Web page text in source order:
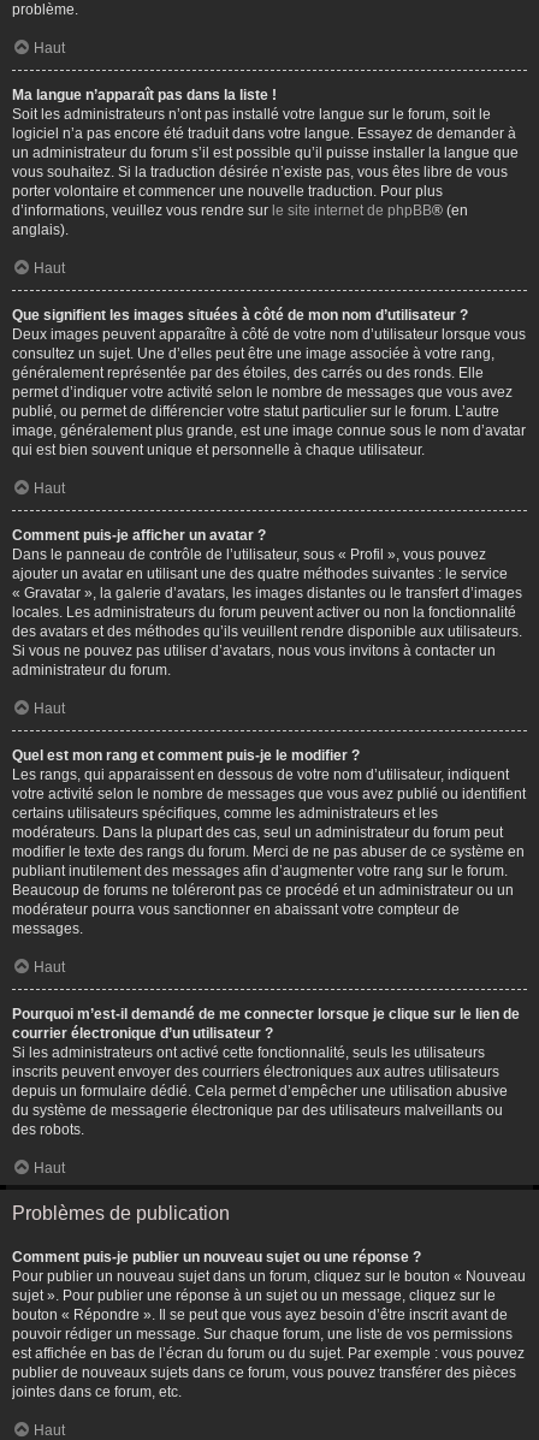
problème.
Haut
Ma langue n’apparaît pas dans la liste !
Soit les administrateurs n’ont pas installé votre langue sur le forum, soit le
logiciel n’a pas encore été traduit dans votre langue. Essayez de demander à
un administrateur du forum s’il est possible qu’il puisse installer la langue que
vous souhaitez. Si la traduction désirée n’existe pas, vous êtes libre de vous
porter volontaire et commencer une nouvelle traduction. Pour plus
d’informations, veuillez vous rendre sur le site internet de phpBB® (en
anglais).
Haut
Que signifient les images situées à côté de mon nom d’utilisateur ?
Deux images peuvent apparaître à côté de votre nom d’utilisateur lorsque vous
consultez un sujet. Une d’elles peut être une image associée à votre rang,
généralement représentée par des étoiles, des carrés ou des ronds. Elle
permet d’indiquer votre activité selon le nombre de messages que vous avez
publié, ou permet de différencier votre statut particulier sur le forum. L’autre
image, généralement plus grande, est une image connue sous le nom d’avatar
qui est bien souvent unique et personnelle à chaque utilisateur.
Haut
Comment puis-je afficher un avatar ?
Dans le panneau de contrôle de l’utilisateur, sous « Profil », vous pouvez
ajouter un avatar en utilisant une des quatre méthodes suivantes : le service
« Gravatar », la galerie d’avatars, les images distantes ou le transfert d’images
locales. Les administrateurs du forum peuvent activer ou non la fonctionnalité
des avatars et des méthodes qu’ils veuillent rendre disponible aux utilisateurs.
Si vous ne pouvez pas utiliser d’avatars, nous vous invitons à contacter un
administrateur du forum.
Haut
Quel est mon rang et comment puis-je le modifier ?
Les rangs, qui apparaissent en dessous de votre nom d’utilisateur, indiquent
votre activité selon le nombre de messages que vous avez publié ou identifient
certains utilisateurs spécifiques, comme les administrateurs et les
modérateurs. Dans la plupart des cas, seul un administrateur du forum peut
modifier le texte des rangs du forum. Merci de ne pas abuser de ce système en
publiant inutilement des messages afin d’augmenter votre rang sur le forum.
Beaucoup de forums ne toléreront pas ce procédé et un administrateur ou un
modérateur pourra vous sanctionner en abaissant votre compteur de
messages.
Haut
Pourquoi m’est-il demandé de me connecter lorsque je clique sur le lien de
courrier électronique d’un utilisateur ?
Si les administrateurs ont activé cette fonctionnalité, seuls les utilisateurs
inscrits peuvent envoyer des courriers électroniques aux autres utilisateurs
depuis un formulaire dédié. Cela permet d’empêcher une utilisation abusive
du système de messagerie électronique par des utilisateurs malveillants ou
des robots.
Haut
Problèmes de publication
Comment puis-je publier un nouveau sujet ou une réponse ?
Pour publier un nouveau sujet dans un forum, cliquez sur le bouton « Nouveau
sujet ». Pour publier une réponse à un sujet ou un message, cliquez sur le
bouton « Répondre ». Il se peut que vous ayez besoin d’être inscrit avant de
pouvoir rédiger un message. Sur chaque forum, une liste de vos permissions
est affichée en bas de l’écran du forum ou du sujet. Par exemple : vous pouvez
publier de nouveaux sujets dans ce forum, vous pouvez transférer des pièces
jointes dans ce forum, etc.
Haut